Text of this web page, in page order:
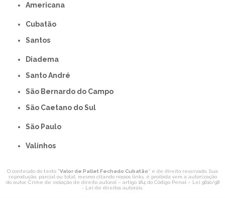
americana
Cubatão
Santos
Diadema
Santo André
São Bernardo do Campo
São Caetano do Sul
São Paulo
Valinhos
O conteúdo do texto "Valor de Pallet Fechado Cubatão" é de direito reservado. Sua
reprodução, parcial ou total, mesmo citando nossos links, é proibida sem a autorização
do autor. Crime de violação de direito autoral – artigo 184 do Código Penal – Lei 9610/98
- Lei de direitos autorais